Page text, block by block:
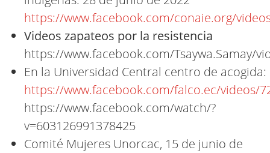
https://www.facebook.com/conaie.org/
Videos zapateos por la resistencia
https://www.facebook.com/Tsaywa.Samay/
En la Universidad Central centro de acogida:
https://www.facebook.com/falco.ec/videos/
https://www.facebook.com/watch/?
v=603126991378425
Comité Mujeres Unorcac, 15 de junio de